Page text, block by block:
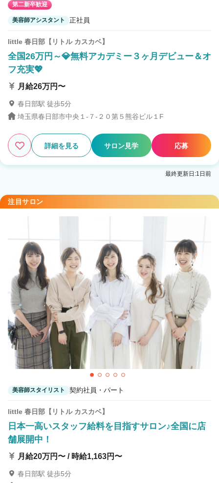
第二新卒歓迎
美容師アシスタント 正社員
little 春日部【リトル カスカベ】
全国26万円～💎無料アカデミー３ヶ月デビュー＆オ
フ充実💖
月給26万円〜
春日部駅 徒歩5分
埼玉県春日部市中央１-７-２０第５熊谷ビル１F
詳細を見る サロン見学 応募
最終更新日:1日前
注目サロン
美容師スタイリスト 契約社員・パート
little 春日部【リトル カスカベ】
日本一高いスタッフ給料を目指すサロン♪全国に店
舗展開中！
月給20万円〜 / 時給1,163円〜
春日部駅 徒歩5分